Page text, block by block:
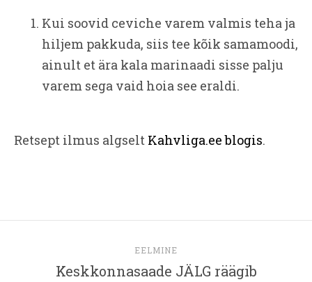
Kui soovid ceviche varem valmis teha ja
hiljem pakkuda, siis tee kõik samamoodi,
ainult et ära kala marinaadi sisse palju
varem sega vaid hoia see eraldi.
Retsept ilmus algselt Kahvliga.ee blogis.
EELMINE
Keskkonnasaade JÄLG räägib